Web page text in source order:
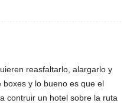
reasfaltarlo, alargarlo y
y lo bueno es que el
contruir un hotel sobre la ruta